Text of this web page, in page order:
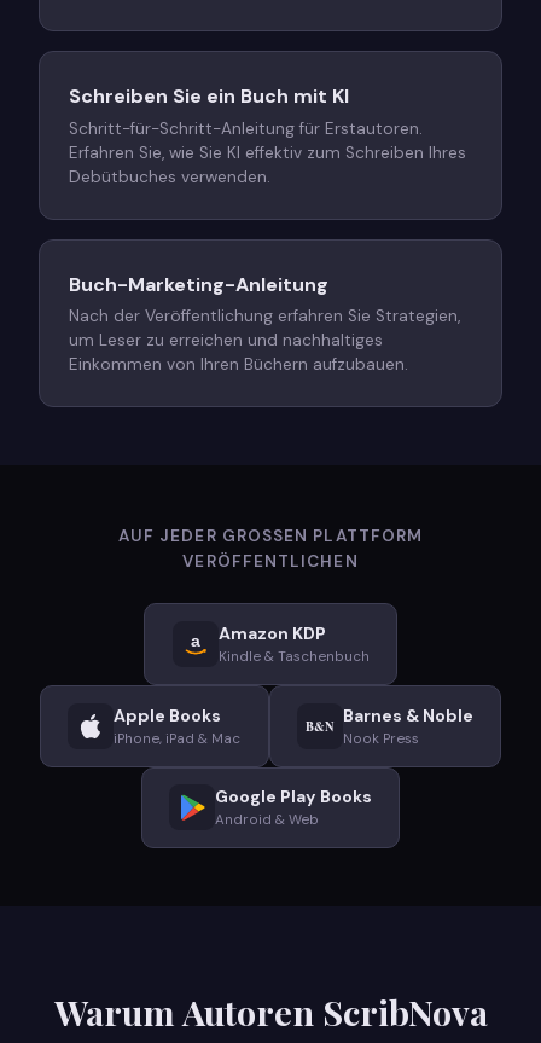
Schreiben Sie ein Buch mit KI
Schritt-für-Schritt-Anleitung für Erstautoren.
Erfahren Sie, wie Sie KI effektiv zum Schreiben Ihres
Debütbuches verwenden.
Buch-Marketing-Anleitung
Nach der Veröffentlichung erfahren Sie Strategien,
um Leser zu erreichen und nachhaltiges
Einkommen von Ihren Büchern aufzubauen.
AUF JEDER GROSSEN PLATTFORM V
ERÖFFENTLICHEN
a Amazon KDP
Kindle & Taschenbuch
Apple Books
iPhone, iPad & Mac
B&N Barnes & Noble
Nook Press
Google Play Books
Android & Web
Warum Autoren ScribNova